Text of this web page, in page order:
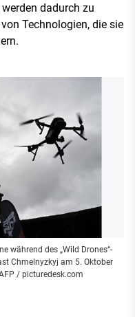
dadurch zu
Technologien, die sie
während des „Wild Drones“-
Chmelnyzkyj am 5. Oktober
/ picturedesk.com